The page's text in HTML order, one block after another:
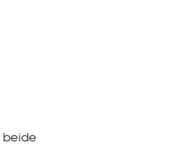
beide